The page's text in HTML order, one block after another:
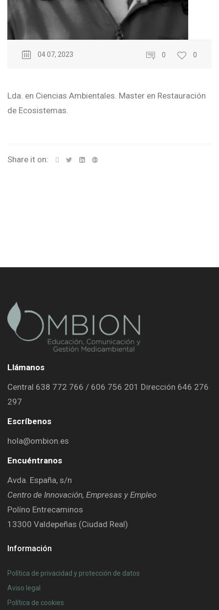
04 07, 2023 0 0
Lda. en Ciencias Ambientales. Master en Restauración
de Ecosistemas.
Share it on:
Llámanos
Central 638 772 766 / 606 756 201 Dirección 646 276
297
Escríbenos
hola@ombion.es
Encuéntranos
Avda. España, s/n
Centro de Innovación, Empresas y Empleo
Políno Entrecaminos
13300 Valdepeñas (Ciudad Real)
Información
Política de privacidad y protección de datos
Aviso legal
Política de cookies